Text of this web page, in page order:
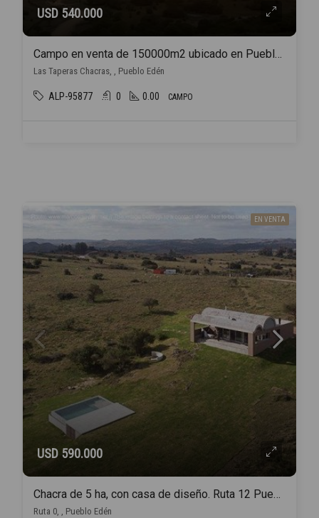
USD 540.000
Campo en venta de 150000m2 ubicado en Pueblo Edén
Las Taperas Chacras, , Pueblo Edén
ALP-95877 0 0.00 CAMPO
EN VENTA
USD 590.000
Chacra de 5 ha, con casa de diseño. Ruta 12 Pueblo Eden.
Ruta 0, , Pueblo Edén